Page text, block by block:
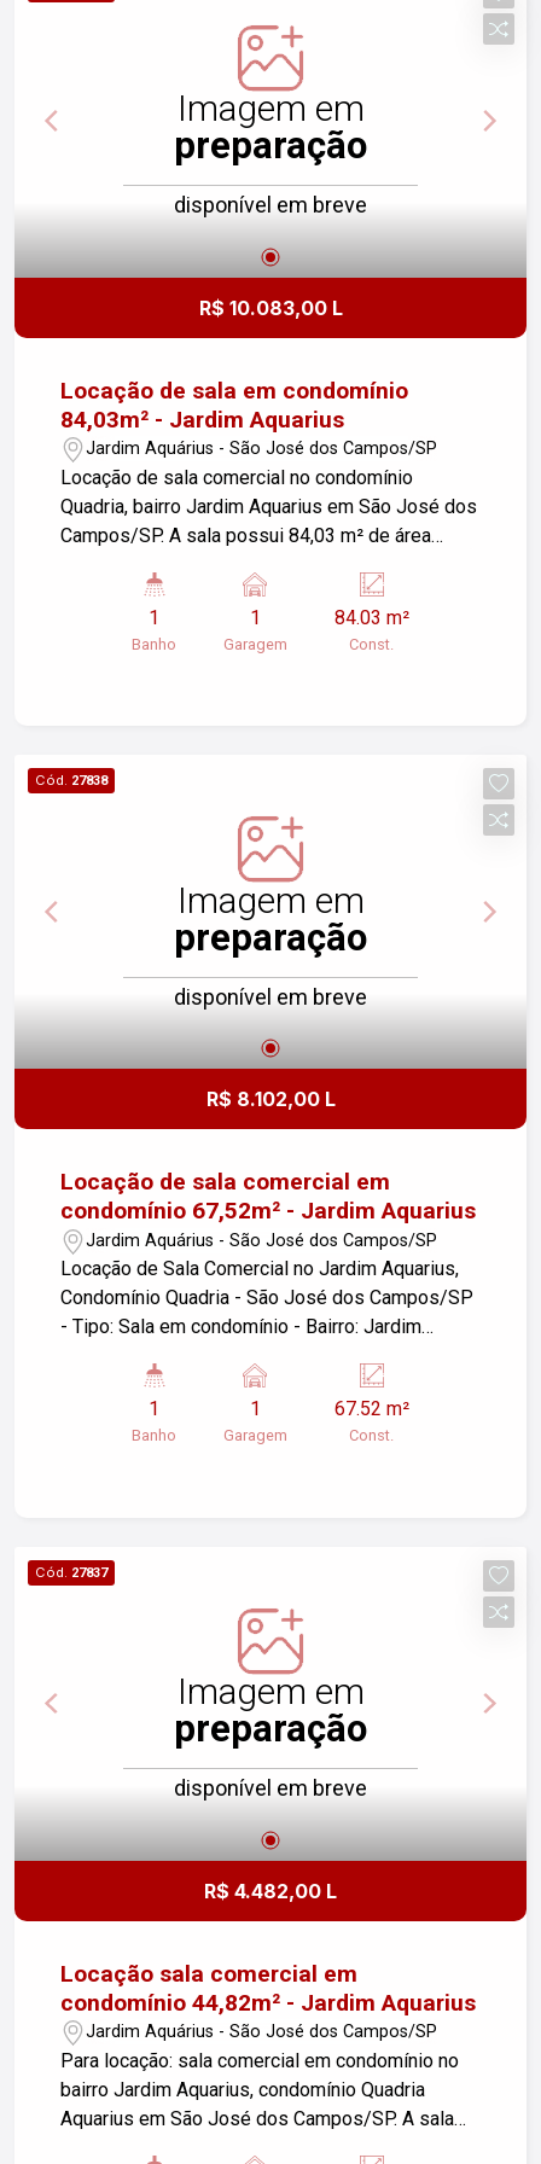
Imagem em
preparação
disponível em breve
R$ 10.083,00 L
Locação de sala em condomínio
84,03m² - Jardim Aquarius
Jardim Aquárius - São José dos Campos/SP
Locação de sala comercial no condomínio
Quadria, bairro Jardim Aquarius em São José dos
Campos/SP. A sala possui 84,03 m² de área
valet. Ideal para diversos tipos de negócios. Para
mais informações, entre em contato!
1
Banho
1
Garagem
84.03 m²
Const.
Cód. 27838
Imagem em
preparação
disponível em breve
R$ 8.102,00 L
Locação de sala comercial em
condomínio 67,52m² - Jardim Aquarius
Jardim Aquárius - São José dos Campos/SP
Locação de Sala Comercial no Jardim Aquarius,
Condomínio Quadria - São José dos Campos/SP
- Tipo: Sala em condomínio - Bairro: Jardim
busca um espaço comercial em uma das regiões
mais valorizadas de São José dos Campos. O
entre em contato!
1
Banho
1
Garagem
67.52 m²
Const.
Cód. 27837
Imagem em
preparação
disponível em breve
R$ 4.482,00 L
Locação sala comercial em
condomínio 44,82m² - Jardim Aquarius
Jardim Aquárius - São José dos Campos/SP
Para locação: sala comercial em condomínio no
bairro Jardim Aquarius, condomínio Quadria
Aquarius em São José dos Campos/SP. A sala